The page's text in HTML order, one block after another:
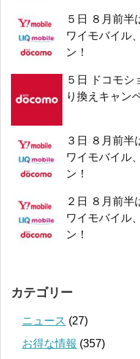
５日 ８月前半
ワイモバイル
ン！
５日 ドコモシ
り換えキャン
３日 ８月前半
ワイモバイル
ン！
２日 ８月前半
ワイモバイル
ン！
カテゴリー
ニュース (27)
お得な情報 (357)